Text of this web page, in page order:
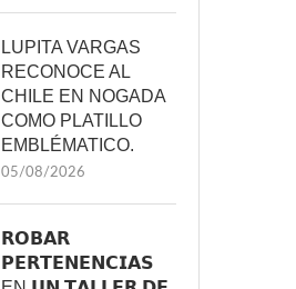
LUPITA VARGAS
RECONOCE AL
CHILE EN NOGADA
COMO PLATILLO
EMBLÉMATICO.
05/08/2026
𝗥𝗢𝗕𝗔𝗥
𝗣𝗘𝗥𝗧𝗘𝗡𝗘𝗡𝗖𝗜𝗔𝗦